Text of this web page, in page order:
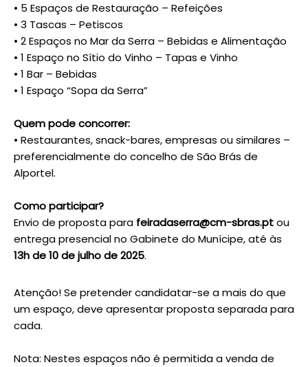
• 5 Espaços de Restauração – Refeições
• 3 Tascas – Petiscos
• 2 Espaços no Mar da Serra – Bebidas e Alimentação
• 1 Espaço no Sítio do Vinho – Tapas e Vinho
• 1 Bar – Bebidas
• 1 Espaço “Sopa da Serra”
Quem pode concorrer:
• Restaurantes, snack-bares, empresas ou similares –
preferencialmente do concelho de São Brás de
Alportel.
Como participar?
Envio de proposta para feiradaserra@cm-sbras.ptou
entrega presencial no Gabinete do Munícipe, até às
13h de 10 de julho de 2025.
Atenção! Se pretender candidatar-se a mais do que
um espaço, deve apresentar proposta separada para
cada.
Nota: Nestes espaços não é permitida a venda de